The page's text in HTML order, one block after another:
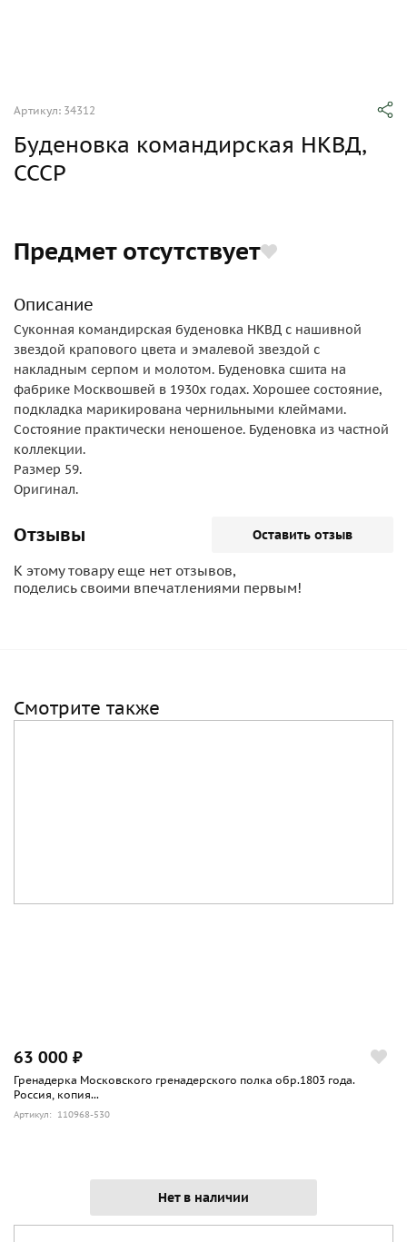
Артикул: 34312
Буденовка командирская НКВД,
CCCР
Предмет отсутствует
Описание
Суконная командирская буденовка НКВД с нашивной
звездой крапового цвета и эмалевой звездой с
накладным серпом и молотом. Буденовка сшита на
фабрике Москвошвей в 1930х годах. Хорошее состояние,
подкладка марикирована чернильными клеймами.
Состояние практически неношеное. Буденовка из частной
коллекции.
Размер 59.
Оригинал.
Отзывы Оставить отзыв
К этому товару еще нет отзывов,
поделись своими впечатлениями первым!
Смотрите также
63 000 ₽
Гренадерка Московского гренадерского полка обр.1803 года.
Россия, копия...
Артикул: 110968-530
Нет в наличии